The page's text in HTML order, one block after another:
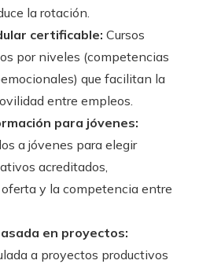
la rotación.
certificable: Cursos
por niveles (competencias
que facilitan la
entre empleos.
para jóvenes:
a jóvenes para elegir
acreditados,
y la competencia entre
en proyectos:
a proyectos productivos